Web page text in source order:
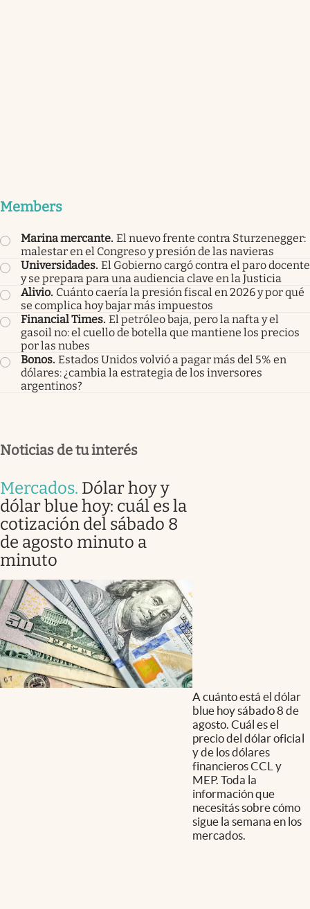
Members
Marina mercante. El nuevo frente contra Sturzenegger:
malestar en el Congreso y presión de las navieras
Universidades. El Gobierno cargó contra el paro docente
y se prepara para una audiencia clave en la Justicia
Alivio. Cuánto caería la presión fiscal en 2026 y por qué
se complica hoy bajar más impuestos
Financial Times. El petróleo baja, pero la nafta y el
gasoil no: el cuello de botella que mantiene los precios
por las nubes
Bonos. Estados Unidos volvió a pagar más del 5% en
dólares: ¿cambia la estrategia de los inversores
argentinos?
Noticias de tu interés
Mercados. Dólar hoy y
dólar blue hoy: cuál es la
cotización del sábado 8
de agosto minuto a
minuto
A cuánto está el dólar
blue hoy sábado 8 de
agosto. Cuál es el
precio del dólar oficial
y de los dólares
financieros CCL y
MEP. Toda la
información que
necesitás sobre cómo
sigue la semana en los
mercados.